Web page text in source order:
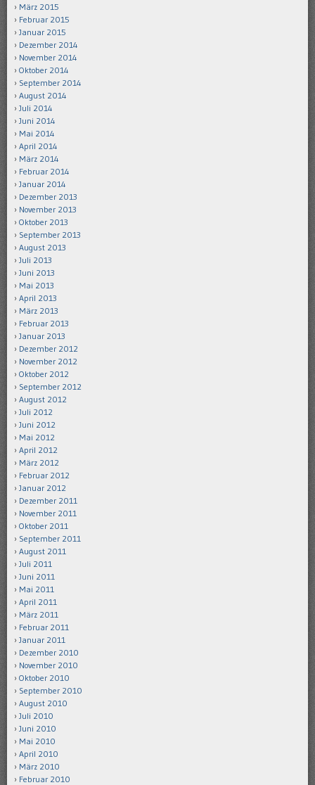
März 2015
Februar 2015
Januar 2015
Dezember 2014
November 2014
Oktober 2014
September 2014
August 2014
Juli 2014
Juni 2014
Mai 2014
April 2014
März 2014
Februar 2014
Januar 2014
Dezember 2013
November 2013
Oktober 2013
September 2013
August 2013
Juli 2013
Juni 2013
Mai 2013
April 2013
März 2013
Februar 2013
Januar 2013
Dezember 2012
November 2012
Oktober 2012
September 2012
August 2012
Juli 2012
Juni 2012
Mai 2012
April 2012
März 2012
Februar 2012
Januar 2012
Dezember 2011
November 2011
Oktober 2011
September 2011
August 2011
Juli 2011
Juni 2011
Mai 2011
April 2011
März 2011
Februar 2011
Januar 2011
Dezember 2010
November 2010
Oktober 2010
September 2010
August 2010
Juli 2010
Juni 2010
Mai 2010
April 2010
März 2010
Februar 2010